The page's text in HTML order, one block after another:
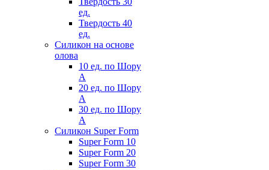
ед.
Твердость 40
ед.
Силикон на основе
олова
10 ед. по Шору
А
20 ед. по Шору
А
30 ед. по Шору
А
Силикон Super Form
Super Form 10
Super Form 20
Super Form 30